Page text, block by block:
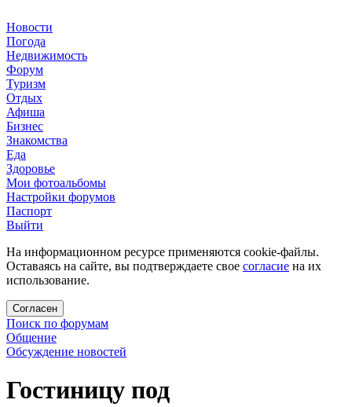
Новости
Погода
Недвижимость
Форум
Туризм
Отдых
Афиша
Бизнес
Знакомства
Еда
Здоровье
Мои фотоальбомы
Настройки форумов
Паспорт
Выйти
На информационном ресурсе применяются cookie-файлы.
Оставаясь на сайте, вы подтверждаете свое согласие на их
использование.
Согласен
Поиск по форумам
Общение
Обсуждение новостей
Гостиницу под